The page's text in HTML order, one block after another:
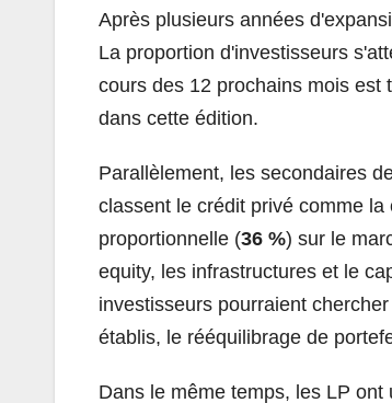
Après plusieurs années
La proportion d'investisseurs
cours des 12 prochains mois est
dans cette édition.
Parallèlement, les secondaires
classent le crédit privé comme
proportionnelle (36 %) sur le
equity, les infrastructures et le
investisseurs pourraient
établis, le rééquilibrage de
Dans le même temps, les LP